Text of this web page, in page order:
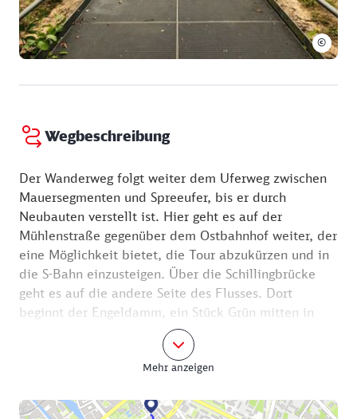
©
Wegbeschreibung
Der Wanderweg folgt weiter dem Uferweg zwischen
Mauersegmenten und Spreeufer, bis er durch
Neubauten verstellt ist. Hier geht es auf der
Mühlenstraße gegenüber dem Ostbahnhof weiter, der
eine Möglichkeit bietet, die Tour abzukürzen und in
die S-Bahn einzusteigen. Über die Schillingbrücke
geht es auf die andere Seite des Flusses. Dort
beginnt der Engeldamm, ein Stück Grün mitten in
der Stadt. Er führt zum Engelbecken.
Die quadratische Wasserfläche ist ein Rest des 1926
Kilometer langen Verbindung zwischen dem
Mehr anzeigen